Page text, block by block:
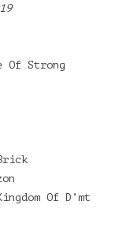
Of Strong
Of D’mt